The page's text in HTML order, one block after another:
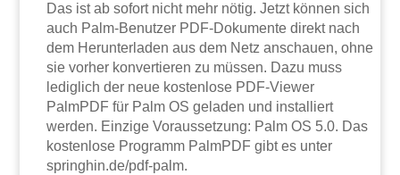
Das ist ab sofort nicht mehr nötig. Jetzt können sich
auch Palm-Benutzer PDF-Dokumente direkt nach
dem Herunterladen aus dem Netz anschauen, ohne
sie vorher konvertieren zu müssen. Dazu muss
lediglich der neue kostenlose PDF-Viewer
PalmPDF für Palm OS geladen und installiert
werden. Einzige Voraussetzung: Palm OS 5.0. Das
kostenlose Programm PalmPDF gibt es unter
springhin.de/pdf-palm.